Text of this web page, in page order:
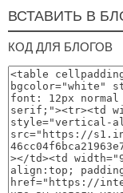
ВСТАВИТЬ В
КОД ДЛЯ БЛОГОВ